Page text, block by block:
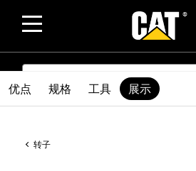
SEARCH
转子
优点 规格 工具 展示